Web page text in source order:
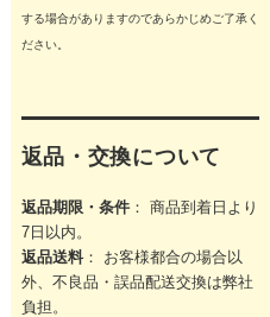
する場合がありますのであらかじめご了承く
ださい。
返品・交換について
返品期限・条件： 商品到着日より
7日以内。
返品送料： お客様都合の場合以
外、不良品・誤品配送交換は弊社
負担。